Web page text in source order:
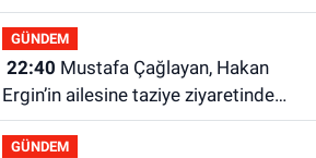
kanat
GÜNDEM
22:40
Ergin’in ailesine taziye ziyaretinde
bulundu
GÜNDEM